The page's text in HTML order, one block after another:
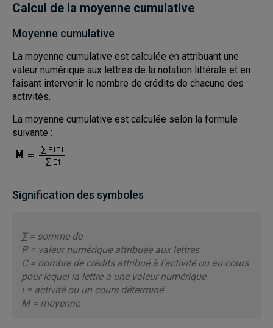
Calcul de la moyenne cumulative
Moyenne cumulative
La moyenne cumulative est calculée en attribuant une
valeur numérique aux lettres de la notation littérale et en
faisant intervenir le nombre de crédits de chacune des
activités.
La moyenne cumulative est calculée selon la formule
suivante :
Signification des symboles
∑ = somme de
P = valeur numérique attribuée aux lettres
C = nombre de crédits attribué à l'activité ou au cours
pour lequel la lettre a une valeur numérique
i = activité ou un cours déterminé
M = moyenne